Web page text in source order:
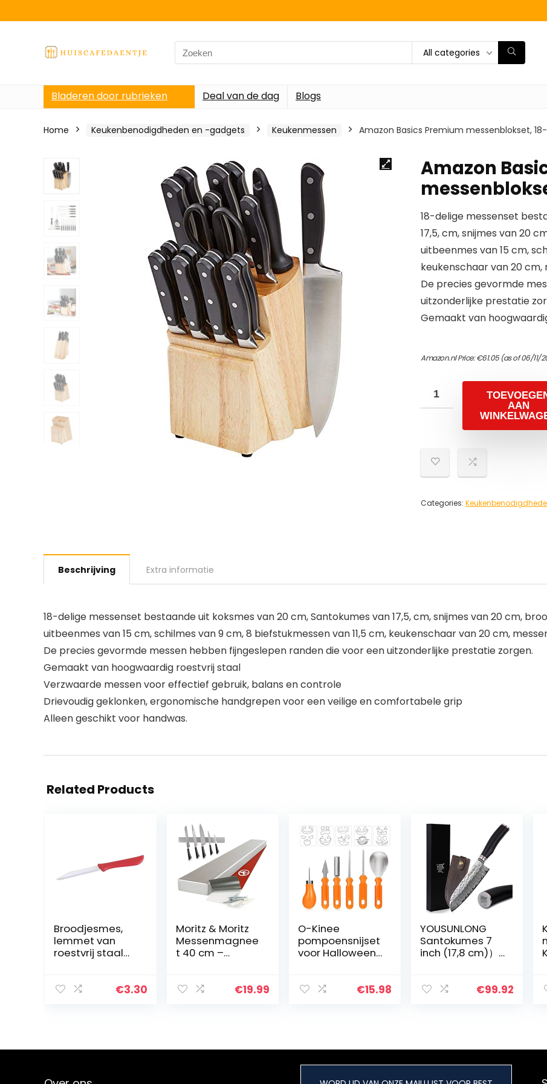
Search
for:
All categories
Bladeren door rubrieken Deal van de dag Blogs
Home Keukenbenodigdheden en -gadgets Keukenmessen Amazon Basics Premium messenblokset,
Amazon
18-delige messenset
17,5, cm, snijmes van 20
uitbeenmes van 15 cm,
keukenschaar van 20
De precies gevormde
uitzonderlijke prestatie
Gemaakt van
Amazon.nl Price:€61.05(as of 06/11/
AAN
Categories:
Beschrijving Extra informatie
18-delige messenset bestaande uit koksmes van 20 cm, Santokumes van 17,5, cm, snijmes van 20 cm,
uitbeenmes van 15 cm, schilmes van 9 cm, 8 biefstukmessen van 11,5 cm, keukenschaar van 20 cm,
De precies gevormde messen hebben fijngeslepen randen die voor een uitzonderlijke prestatie zorgen.
Gemaakt van hoogwaardig roestvrij staal
Verzwaarde messen voor effectief gebruik, balans en controle
Drievoudig geklonken, ergonomische handgrepen voor een veilige en comfortabele grip
Alleen geschikt voor handwas.
Related Products
Broodjesmes,
lemmet van
roestvrij staal
rood, licht en€3.30
Moritz & Moritz
Messenmagnee
t 40 cm –
Universeel
Magneetstrip
€19.99
O-Kinee
pompoensnijset
voor Halloween,
van roestvrij€15.98
YOUSUNLONG
Santokumes 7
inch (17,8 cm)）
damaststaal
lederen schede
€99.92